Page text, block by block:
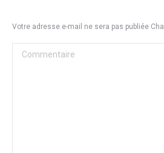
Votre adresse e-mail ne sera pas publiée
Commentaire